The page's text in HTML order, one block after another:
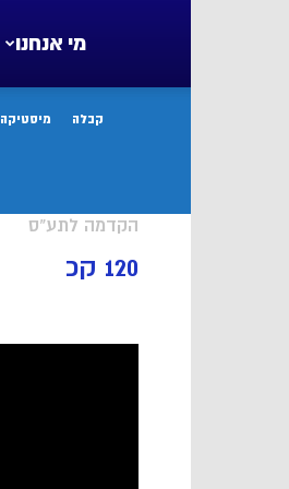
מי אנחנו
קבלה מיסטיקה
הקדמה לתע"ס
120 קכ